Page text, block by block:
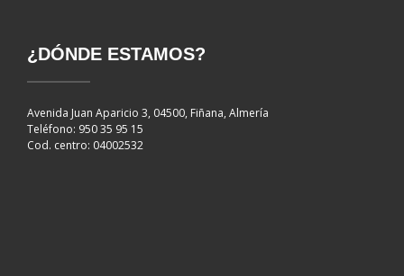
¿DÓNDE ESTAMOS?
Avenida Juan Aparicio 3, 04500, Fiñana, Almería
Teléfono: 950 35 95 15
Cod. centro: 04002532